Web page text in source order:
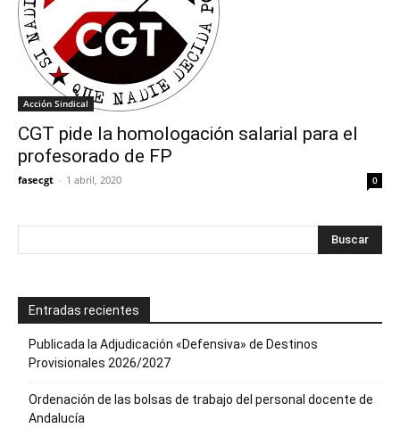
Acción Sindical
CGT pide la homologación salarial para el
profesorado de FP
fasecgt - 1 abril, 2020 0
Entradas recientes
Publicada la Adjudicación «Defensiva» de Destinos
Provisionales 2026/2027
Ordenación de las bolsas de trabajo del personal docente de
Andalucía